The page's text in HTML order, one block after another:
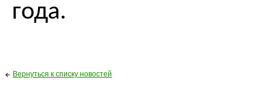
года.
Вернуться к списку новостей